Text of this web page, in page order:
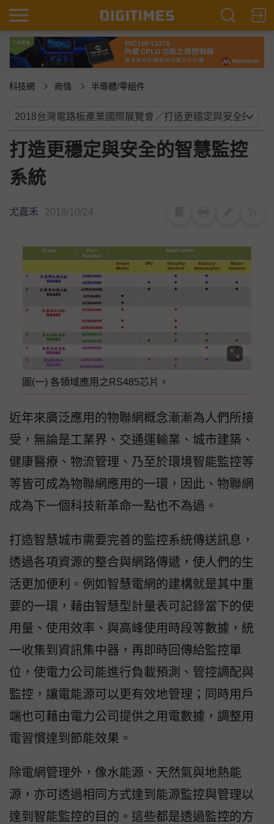
科技網 商情 半導體/零組件
打造更穩定與安全的智慧監控
系統
尤嘉禾 2018/10/24
圖(一) 各領域應用之RS485芯片。
近年來廣泛應用的物聯網概念漸漸為人們所接
受，無論是工業界、交通運輸業、城市建築、
健康醫療、物流管理、乃至於環境智能監控等
等皆可成為物聯網應用的一環，因此、物聯網
成為下一個科技新革命一點也不為過。
打造智慧城市需要完善的監控系統傳送訊息，
透過各項資源的整合與網路傳遞，使人們的生
活更加便利。例如智慧電網的建構就是其中重
要的一環，藉由智慧型計量表可記錄當下的使
用量、使用效率、與高峰使用時段等數據，統
一收集到資訊集中器，再即時回傳給監控單
位，使電力公司能進行負載預測、管控調配與
監控，讓電能源可以更有效地管理；同時用戶
端也可藉由電力公司提供之用電數據，調整用
電習慣達到節能效果。
除電網管理外，像水能源、天然氣與地熱能
源，亦可透過相同方式達到能源監控與管理以
達到智能監控的目的。這些都是透過監控的方